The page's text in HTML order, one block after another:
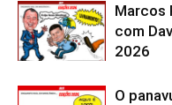
Marcos
com
2026
O